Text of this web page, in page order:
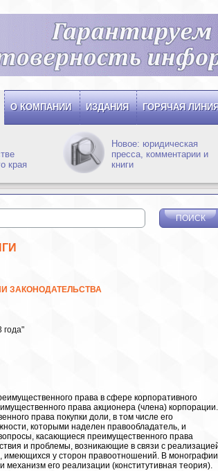
О КОМПАНИИ ИЗДАНИЯ ГОРЯЧАЯ
края
Новое: юридическая
пресса, комментарии и
книги
ЗАКОНОДАТЕЛЬСТВА
года"
права в сфере корпоративного
права акционера (члена) корпорации.
права покупки доли, в том числе его
которыми наделен правообладатель, и
касающиеся преимущественного права
и проблемы, возникающие в связи с
имеющихся у сторон правоотношений. В монографии
его реализации (конститутивная теория).